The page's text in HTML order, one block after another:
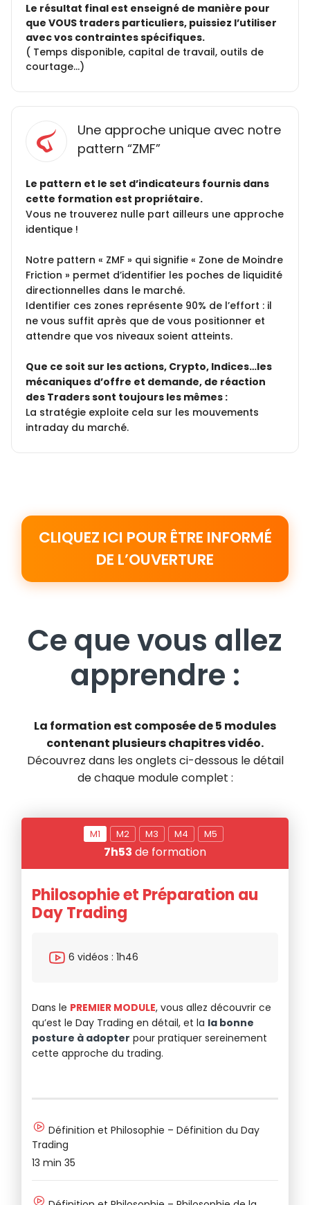
Le résultat final est enseigné de manière pour
que VOUS traders particuliers, puissiez l’utiliser
avec vos contraintes spécifiques.
( Temps disponible, capital de travail, outils de
courtage…)
Une approche unique avec notre
pattern “ZMF”
Le pattern et le set d’indicateurs fournis dans
cette formation est propriétaire.
Vous ne trouverez nulle part ailleurs une approche
identique !
Notre pattern « ZMF » qui signifie « Zone de Moindre
Friction » permet d’identifier les poches de liquidité
directionnelles dans le marché.
Identifier ces zones représente 90% de l’effort : il
ne vous suffit après que de vous positionner et
attendre que vos niveaux soient atteints.
Que ce soit sur les actions, Crypto, Indices…les
mécaniques d’offre et demande, de réaction
des Traders sont toujours les mêmes :
La stratégie exploite cela sur les mouvements
intraday du marché.
CLIQUEZ ICI POUR ÊTRE INFORMÉ
DE L’OUVERTURE
Ce que vous allez
apprendre :
La formation est composée de 5 modules
contenant plusieurs chapitres vidéo.
Découvrez dans les onglets ci-dessous le détail
de chaque module complet :
M1 M2 M3 M4 M5
7h53 de formation
Philosophie et Préparation au
Day Trading
6 vidéos : 1h46
Dans le PREMIER MODULE, vous allez découvrir ce
qu’est le Day Trading en détail, et la la bonne
posture à adopter pour pratiquer sereinement
cette approche du trading.
Définition et Philosophie – Définition du Day
Trading
13 min 35